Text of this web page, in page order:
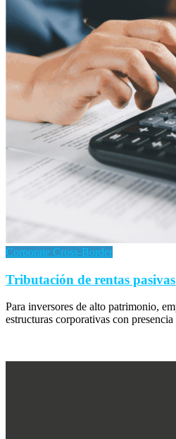
Corporate Cross-Border
Tributación de rentas
Para inversores de alto patrimonio,
estructuras corporativas con